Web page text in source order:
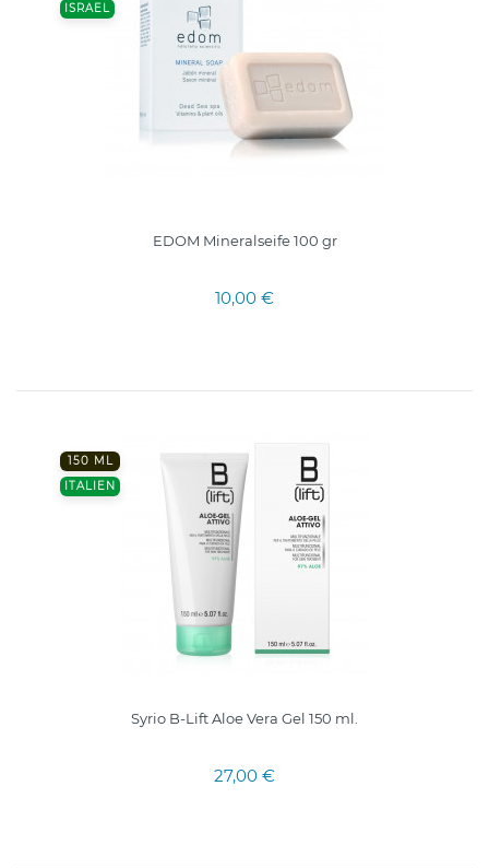
ISRAEL
EDOM Mineralseife 100 gr
10,00 €
150 ML
ITALIEN
Syrio B-Lift Aloe Vera Gel 150 ml.
27,00 €